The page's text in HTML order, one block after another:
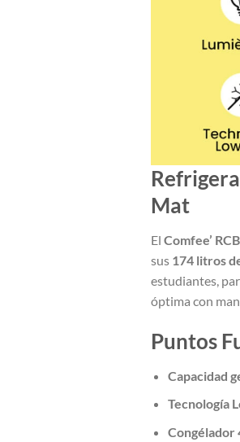
Mat
El Comfee’
sus 174 litros
estudiantes,
óptima con
Puntos
Capacidad
Tecnología
Congélador